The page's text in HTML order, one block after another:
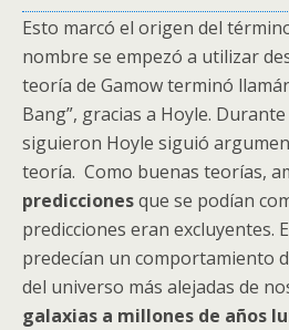
Esto marcó el origen del
nombre se empezó a utilizar
teoría de Gamow terminó
Bang”, gracias a Hoyle.
siguieron Hoyle siguió
teoría. Como buenas teorías,
prediccionesque se podían
predicciones eran excluyentes.
predecían un comportamiento
del universo más alejadas de
galaxias a millones de años